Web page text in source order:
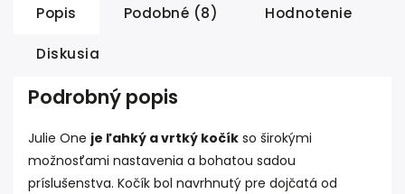
Popis Podobné (8) Hodnotenie
Diskusia
Podrobný popis
Julie One je ľahký a vrtký kočík so širokými
možnosťami nastavenia a bohatou sadou
príslušenstva. Kočík bol navrhnutý pre dojčatá od